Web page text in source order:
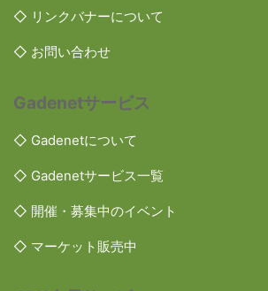
◇ リンクバナーについて
◇ お問い合わせ
Gadenetサービス
◇ Gadenetについて
◇ Gadenetサービス一覧
◇ 開催・募集中のイベント
◇ マーケット販売中